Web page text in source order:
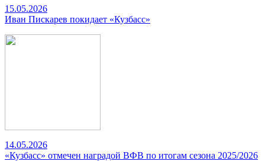
15.05.2026
Иван Пискарев покидает «Кузбасс»
14.05.2026
«Кузбасс» отмечен наградой ВФВ по итогам сезона 2025/2026